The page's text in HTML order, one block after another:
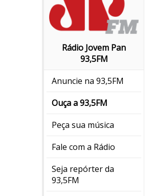
Rádio Jovem Pan
93,5FM
Anuncie na 93,5FM
Ouça a 93,5FM
Peça sua música
Fale com a Rádio
Seja repórter da
93,5FM